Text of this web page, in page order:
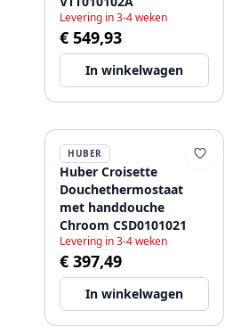
Levering in 3-4 weken
€ 549,93
In winkelwagen
HUBER
Huber Croisette
Douchethermostaat
met handdouche
Chroom CSD0101021
Levering in 3-4 weken
€ 397,49
In winkelwagen